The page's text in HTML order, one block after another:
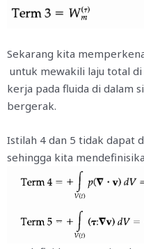
Sekarang kita
untuk mewakili laju total
kerja pada fluida di dalam
bergerak.
Istilah 4 dan 5 tidak dapat
sehingga kita